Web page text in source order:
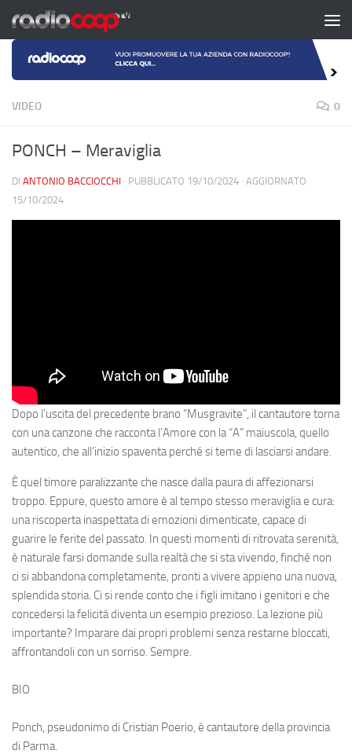
Salta al contenuto
VIDEO 0
PONCH – Meraviglia
DI ANTONIO BACCIOCCHI · PUBBLICATO 19/10/2024 · AGGIORNATO
15/10/2024
Dopo l’uscita del precedente brano “Musgravite”, il cantautore torna
con una canzone che racconta l’Amore con la “A” maiuscola, quello
autentico, che all’inizio spaventa perché si teme di lasciarsi andare.
È quel timore paralizzante che nasce dalla paura di affezionarsi
troppo. Eppure, questo amore è al tempo stesso meraviglia e cura:
una riscoperta inaspettata di emozioni dimenticate, capace di
guarire le ferite del passato. In questi momenti di ritrovata serenità,
è naturale farsi domande sulla realtà che si sta vivendo, finché non
ci si abbandona completamente, pronti a vivere appieno una nuova,
splendida storia. Ci si rende conto che i figli imitano i genitori e che
concedersi la felicità diventa un esempio prezioso. La lezione più
importante? Imparare dai propri problemi senza restarne bloccati,
affrontandoli con un sorriso. Sempre.
BIO
Ponch, pseudonimo di Cristian Poerio, è cantautore della provincia
di Parma.